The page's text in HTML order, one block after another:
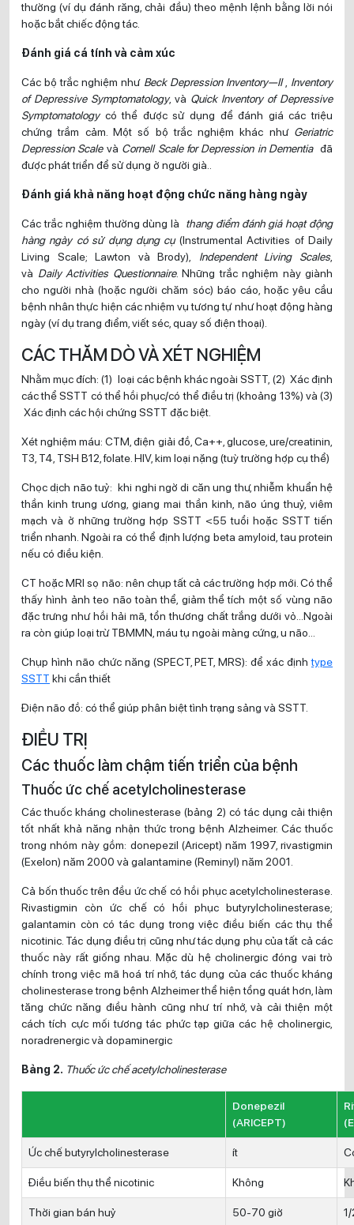
thường (ví dụ đánh răng, chải đầu) theo mệnh lệnh bằng lời nói
hoặc bắt chiếc động tác.
Đánh giá cá tính và cảm xúc
Các bộ trắc nghiệm như Beck Depression Inventory—II, Inventory
of Depressive Symptomatology, và Quick Inventory of Depressive
Symptomatologycó thể được sử dụng để đánh giá các triệu
chứng trầm cảm. Một số bộ trắc nghiệm khác như Geriatric
Depression Scale và Cornell Scale for Depression in Dementia đã
được phát triển để sử dụng ở người già..
Đánh giá khả năng hoạt động chức năng hàng ngày
Các trắc nghiệm thường dùng là thang điểm đánh giá hoạt động
hàng ngày có sử dụng dụng cụ(Instrumental Activities of Daily
Living Scale; Lawton và Brody), Independent Living Scales,
và Daily Activities Questionnaire. Những trắc nghiệm này giành
cho người nhà (hoặc người chăm sóc) báo cáo, hoặc yêu cầu
bệnh nhân thực hiện các nhiệm vụ tương tự như hoạt động hàng
ngày (ví dụ trang điểm, viết séc, quay số điện thoại).
CÁC THĂM DÒ VÀ XÉT NGHIỆM
Nhằm mục đích: (1) loại các bệnh khác ngoài SSTT, (2) Xác định
các thể SSTT có thể hồi phục/có thể điều trị (khoảng 13%) và (3)
Xác định các hội chứng SSTT đặc biệt.
Xét nghiệm máu: CTM, điện giải đồ, Ca++, glucose, ure/creatinin,
T3, T4, TSH B12, folate. HIV, kim loại nặng (tuỳ trường hợp cụ thể)
Chọc dịch não tuỷ: khi nghi ngờ di căn ung thư, nhiễm khuẩn hệ
thần kinh trung ương, giang mai thần kinh, não úng thuỷ, viêm
mạch và ở những trường hợp SSTT <55 tuổi hoặc SSTT tiến
triển nhanh. Ngoài ra có thể định lượng beta amyloid, tau protein
nếu có điều kiện.
CT hoặc MRI sọ não: nên chụp tất cả các trường hợp mới. Có thể
thấy hình ảnh teo não toàn thể, giảm thể tích một số vùng não
đặc trưng như hồi hải mã, tổn thương chất trắng dưới vỏ…Ngoài
ra còn giúp loại trừ TBMMN, máu tụ ngoài màng cứng, u não…
Chụp hình não chức năng (SPECT, PET, MRS): để xác địnhtype
SSTT khi cần thiết
Điện não đồ: có thể giúp phân biệt tình trạng sảng và SSTT.
ĐIỀU TRỊ
Các thuốc làm chậm tiến triển của bệnh
Thuốc ức chế acetylcholinesterase
Các thuốc kháng cholinesterase (bảng 2) có tác dụng cải thiện
tốt nhất khả năng nhận thức trong bệnh Alzheimer. Các thuốc
trong nhóm này gồm: donepezil (Aricept) năm 1997, rivastigmin
(Exelon) năm 2000 và galantamine (Reminyl) năm 2001.
Cả bốn thuốc trên đều ức chế có hồi phục acetylcholinesterase.
Rivastigmin còn ức chế có hồi phục butyrylcholinesterase;
galantamin còn có tác dụng trong việc điều biến các thụ thể
nicotinic. Tác dụng điều trị cũng như tác dụng phụ của tất cả các
thuốc này rất giống nhau. Mặc dù hệ cholinergic đóng vai trò
chính trong việc mã hoá trí nhớ, tác dụng của các thuốc kháng
cholinesterase trong bệnh Alzheimer thể hiện tổng quát hơn, làm
tăng chức năng điều hành cũng như trí nhớ, và cải thiện một
cách tích cực mối tương tác phức tạp giữa các hệ cholinergic,
noradrenergic và dopaminergic
Bảng 2. Thuốc ức chế acetylcholinesterase
Donepezil
(ARICEPT)
Ức chế butyrylcholinesterase ít
Điều biến thụ thể nicotinic Không
Thời gian bán huỷ 50-70 giờ